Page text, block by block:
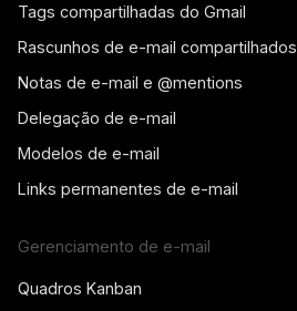
Tags compartilhadas do Gmail
Rascunhos de e-mail compartilhados
Notas de e-mail e @mentions
Delegação de e-mail
Modelos de e-mail
Links permanentes de e-mail
Gerenciamento de e-mail
Quadros Kanban